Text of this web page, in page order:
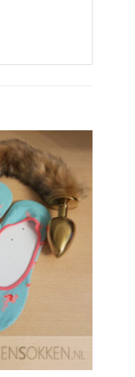
Aan
verlanglijst
toevoegen